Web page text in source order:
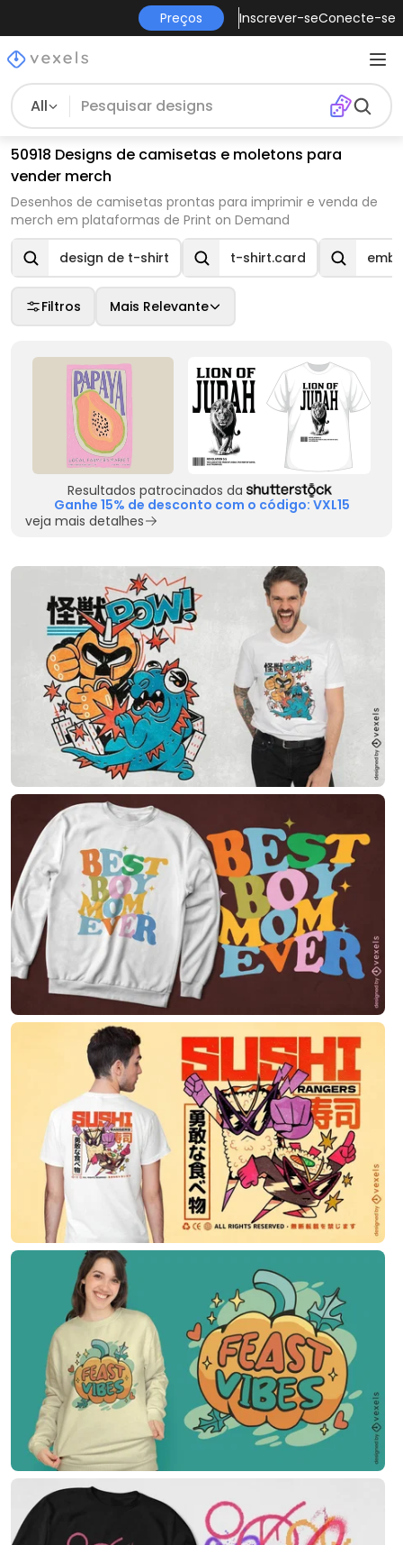
Preços Inscrever-seConecte-se
All
50918 Designs de camisetas e moletons para
vender merch
Desenhos de camisetas prontas para imprimir e venda de
merch em plataformas de Print on Demand
design de t-shirt t-shirt.card
Filtros Mais Relevante
Resultados patrocinados da
Ganhe 15% de desconto com o código: VXL15
veja mais detalhes